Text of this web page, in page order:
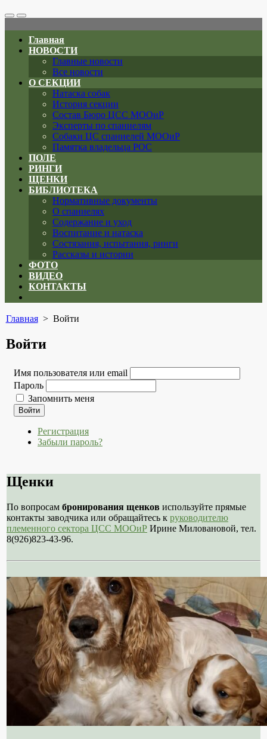
Search
Toggle
Меню
Главная
НОВОСТИ
Главные новости
Все новости
О СЕКЦИИ
Натаска собак
История секции
Состав Бюро ЦСС МООиР
Эксперты по спаниелям
Собаки ЦС спаниелей МООиР
Памятка владельца РОС
ПОЛЕ
РИНГИ
ЩЕНКИ
БИБЛИОТЕКА
Нормативные документы
О спаниелях
Содержание и уход
Воспитание и натаска
Состязания, испытания, ринги
Рассказы и истории
ФОТО
ВИДЕО
КОНТАКТЫ
menu
Главная> Войти
Войти
Имя пользователя или email
Пароль
Запомнить меня
Войти
Регистрация
Забыли пароль?
Щенки
По вопросам бронирования щенков используйте прямые
контакты заводчика или обращайтесь к руководителю
племенного сектора ЦСС МООиР Ирине Миловановой, тел.
8(926)823-43-96.